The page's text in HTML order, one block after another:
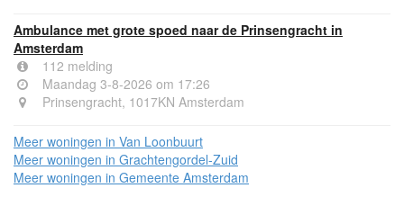
Ambulance met grote spoed naar de Prinsengracht in
Amsterdam
112 melding
Maandag 3-8-2026 om 17:26
Prinsengracht, 1017KN Amsterdam
Meer woningen in Van Loonbuurt
Meer woningen in Grachtengordel-Zuid
Meer woningen in Gemeente Amsterdam